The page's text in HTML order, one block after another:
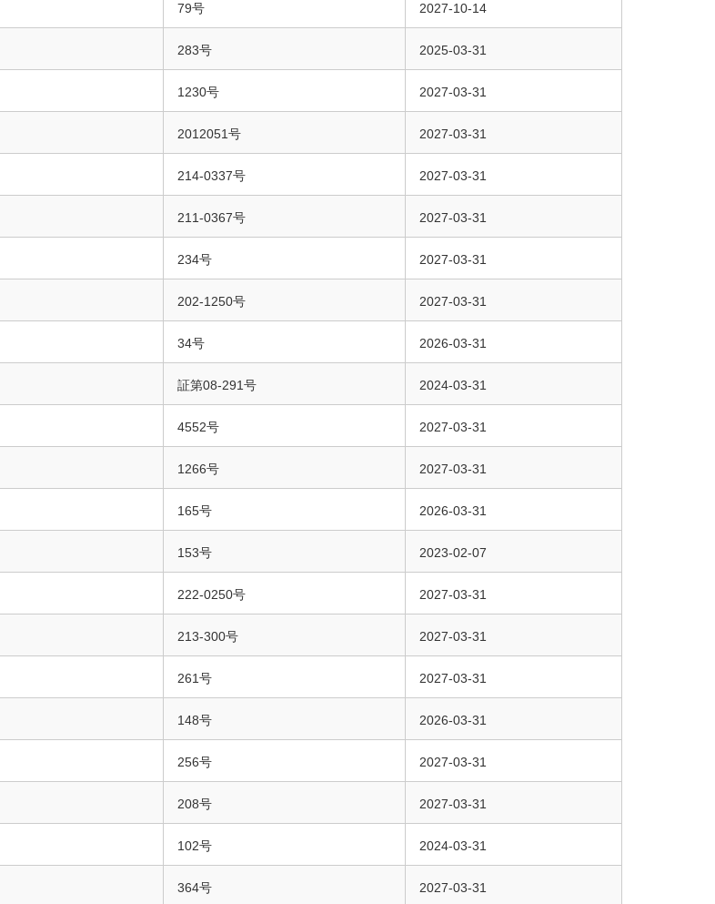
79号 2027-10-14
283号 2025-03-31
1230号 2027-03-31
2012051号 2027-03-31
214-0337号 2027-03-31
211-0367号 2027-03-31
234号 2027-03-31
202-1250号 2027-03-31
34号 2026-03-31
証第08-291号 2024-03-31
4552号 2027-03-31
1266号 2027-03-31
165号 2026-03-31
153号 2023-02-07
222-0250号 2027-03-31
213-300号 2027-03-31
261号 2027-03-31
148号 2026-03-31
256号 2027-03-31
208号 2027-03-31
102号 2024-03-31
364号 2027-03-31